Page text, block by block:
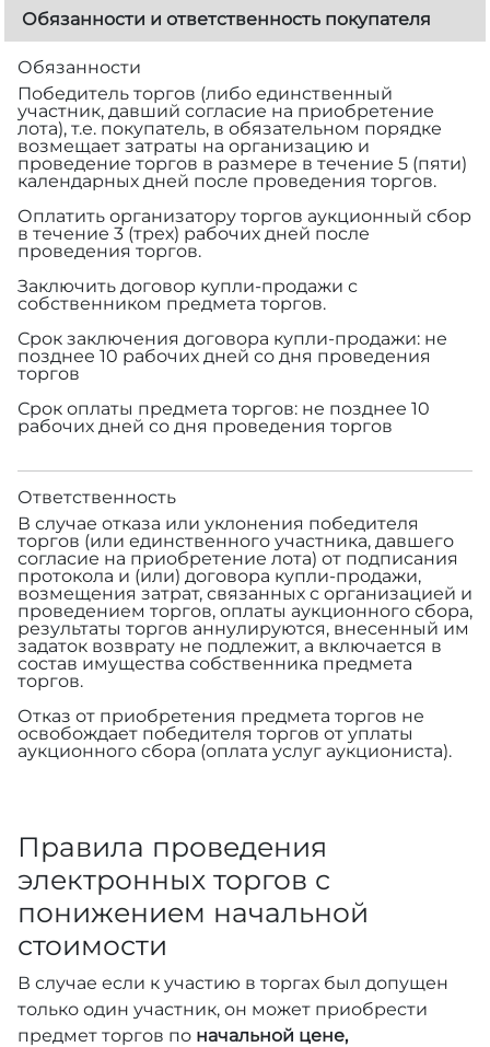
Обязанности и ответственность покупателя
Обязанности
Победитель торгов (либо единственный
участник, давший согласие на приобретение
лота), т.е. покупатель, в обязательном порядке
возмещает затраты на организацию и
проведение торгов в размере в течение 5 (пяти)
календарных дней после проведения торгов.
Оплатить организатору торгов аукционный сбор
в течение 3 (трех) рабочих дней после
проведения торгов.
Заключить договор купли-продажи с
собственником предмета торгов.
Срок заключения договора купли-продажи: не
позднее 10 рабочих дней со дня проведения
торгов
Срок оплаты предмета торгов: не позднее 10
рабочих дней со дня проведения торгов
Ответственность
В случае отказа или уклонения победителя
торгов (или единственного участника, давшего
согласие на приобретение лота) от подписания
протокола и (или) договора купли-продажи,
возмещения затрат, связанных с организацией и
проведением торгов, оплаты аукционного сбора,
результаты торгов аннулируются, внесенный им
задаток возврату не подлежит, а включается в
состав имущества собственника предмета
торгов.
Отказ от приобретения предмета торгов не
освобождает победителя торгов от уплаты
аукционного сбора (оплата услуг аукциониста).
Правила проведения
электронных торгов с
понижением начальной
стоимости
В случае если к участию в торгах был допущен
только один участник, он может приобрести
предмет торгов по начальной цене,